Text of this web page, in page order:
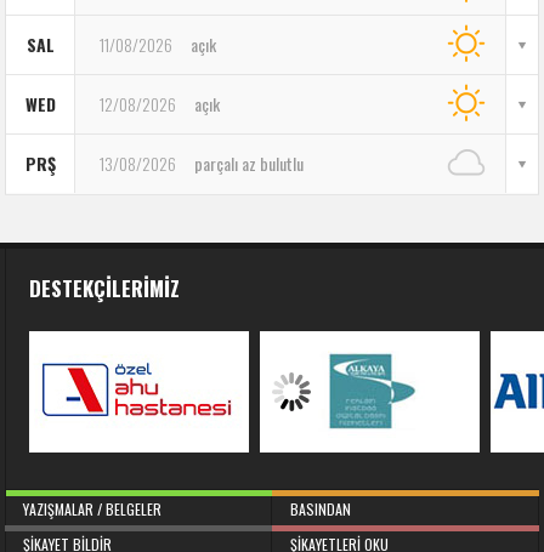
SAL 11/08/2026 açık
WED 12/08/2026 açık
PRŞ 13/08/2026 parçalı az bulutlu
DESTEKÇILERIMIZ
YAZIŞMALAR / BELGELER
BASINDAN
ŞIKAYET BILDIR
ŞIKAYETLERI OKU